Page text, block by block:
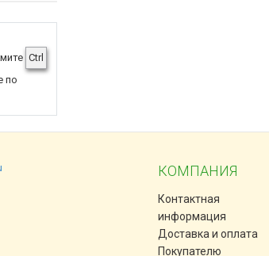
Ctrl
по
КОМПАНИЯ
Контактная
информация
Доставка и оплата
Покупателю